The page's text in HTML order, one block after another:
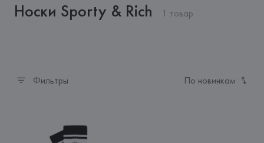
Носки Sporty & Rich 1 товар
Фильтры По новинкам